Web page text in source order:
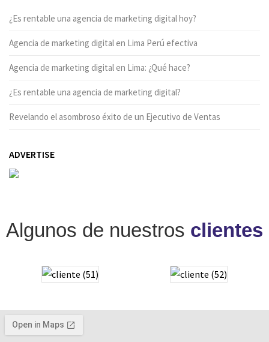
¿Es rentable una agencia de marketing digital hoy?
Agencia de marketing digital en Lima Perú efectiva
Agencia de marketing digital en Lima: ¿Qué hace?
¿Es rentable una agencia de marketing digital?
Revelando el asombroso éxito de un Ejecutivo de Ventas
ADVERTISE
Algunos de nuestros clientes